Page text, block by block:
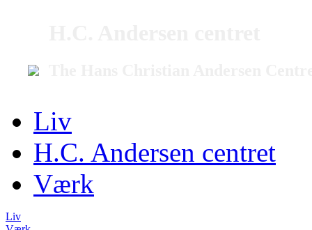
Liv
H.C. Andersen centret
Værk
Liv